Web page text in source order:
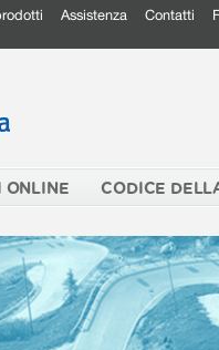
Assistenza Contatti
ONLINE CODICE